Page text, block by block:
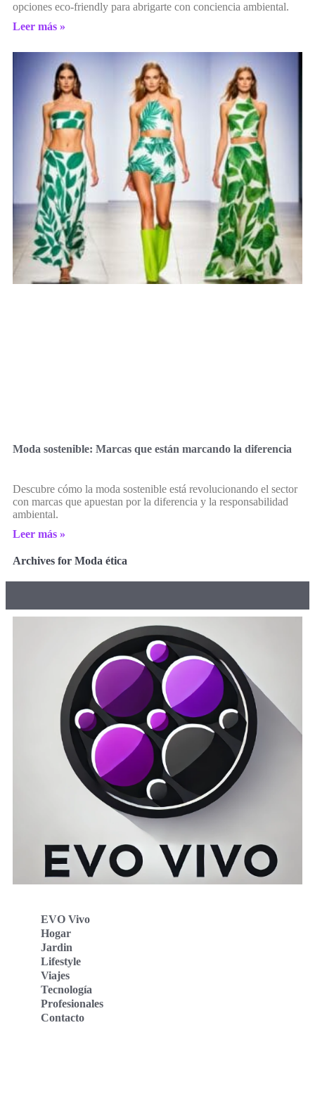
opciones eco-friendly para abrigarte con conciencia ambiental.
Leer más »
Moda sostenible: Marcas que están marcando la diferencia
Descubre cómo la moda sostenible está revolucionando el sector
con marcas que apuestan por la diferencia y la responsabilidad
ambiental.
Leer más »
Archives for Moda ética
EVO Vivo
Hogar
Jardin
Lifestyle
Viajes
Tecnología
Profesionales
Contacto